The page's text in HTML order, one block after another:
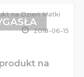
2018-06-15
na